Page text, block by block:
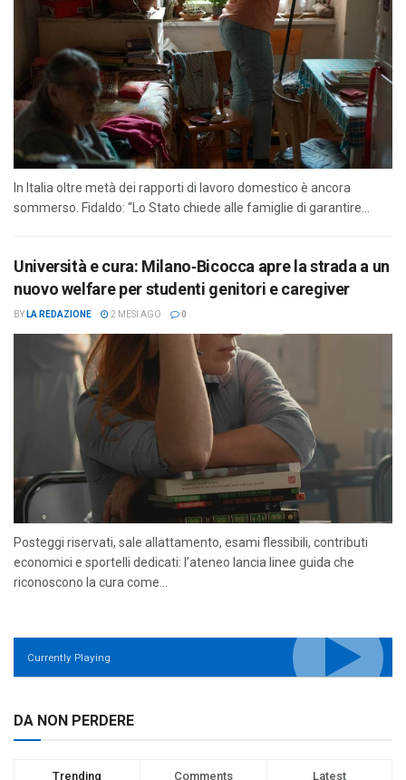
In Italia oltre metà dei rapporti di lavoro domestico è ancora
sommerso. Fidaldo: “Lo Stato chiede alle famiglie di garantire...
Università e cura: Milano‑Bicocca apre la strada a un
nuovo welfare per studenti genitori e caregiver
BY LA REDAZIONE 2 MESI AGO 0
Posteggi riservati, sale allattamento, esami flessibili, contributi
economici e sportelli dedicati: l’ateneo lancia linee guida che
riconoscono la cura come...
Currently Playing
DA NON PERDERE
Trending Comments Latest